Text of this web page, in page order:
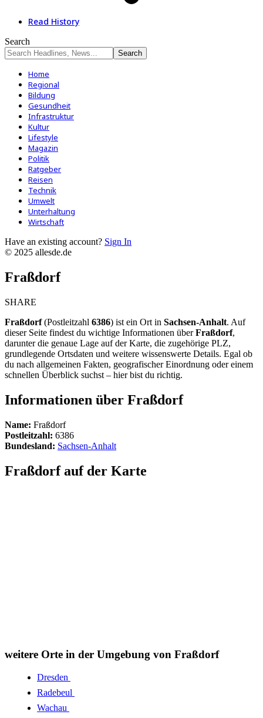
Read History
Search
Home
Regional
Bildung
Gesundheit
Infrastruktur
Kultur
Lifestyle
Magazin
Politik
Ratgeber
Reisen
Technik
Umwelt
Unterhaltung
Wirtschaft
Have an existing account? Sign In
© 2025 allesde.de
Fraßdorf
SHARE
Fraßdorf(Postleitzahl 6386) ist ein Ort in Sachsen-Anhalt. Auf
dieser Seite findest du wichtige Informationen überFraßdorf,
darunter die genaue Lage auf der Karte, die zugehörige PLZ,
grundlegende Ortsdaten und weitere wissenswerte Details. Egal ob
du nach allgemeinen Fakten, geografischer Einordnung oder einem
schnellen Überblick suchst – hier bist du richtig.
Informationen über Fraßdorf
Name: Fraßdorf
Postleitzahl: 6386
Bundesland: Sachsen-Anhalt
Fraßdorf auf der Karte
weitere Orte in der Umgebung von Fraßdorf
Dresden
Radebeul
Wachau